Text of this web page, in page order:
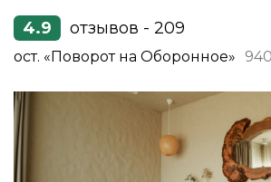
4.9 отзывов - 209
ост. «Поворот на Оборонное»